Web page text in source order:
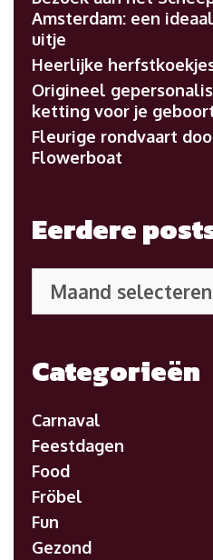
Amsterdam: een
uitje
Heerlijke
Origineel
ketting voor je
Fleurige rondvaart
Flowerboat
Eerdere
posts
Categorieën
Carnaval
Feestdagen
Food
Fröbel
Fun
Gezond